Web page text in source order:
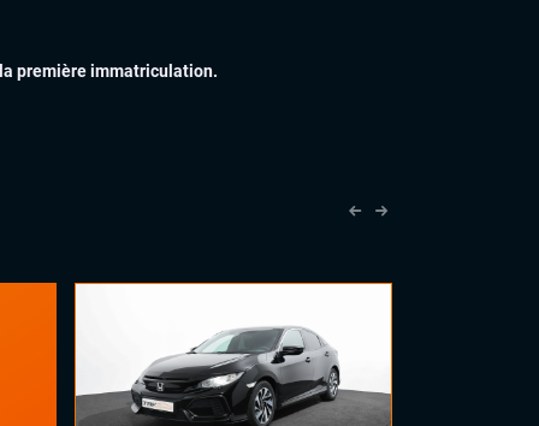
Feux full LED
Tableau de bord en cuir
Vitres électriques
Volant cuir
première immatriculation.